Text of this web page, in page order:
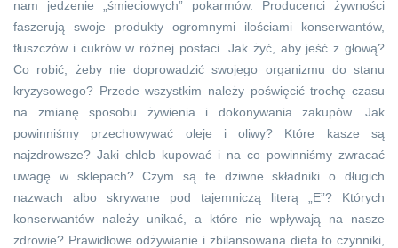
nam jedzenie „śmieciowych” pokarmów. Producenci żywności
faszerują swoje produkty ogromnymi ilościami konserwantów,
tłuszczów i cukrów w różnej postaci. Jak żyć, aby jeść z głową?
Co robić, żeby nie doprowadzić swojego organizmu do stanu
kryzysowego? Przede wszystkim należy poświęcić trochę czasu
na zmianę sposobu żywienia i dokonywania zakupów. Jak
powinniśmy przechowywać oleje i oliwy? Które kasze są
najzdrowsze? Jaki chleb kupować i na co powinniśmy zwracać
uwagę w sklepach? Czym są te dziwne składniki o długich
nazwach albo skrywane pod tajemniczą literą „E”? Których
konserwantów należy unikać, a które nie wpływają na nasze
zdrowie? Prawidłowe odżywianie i zbilansowana dieta to czynniki,